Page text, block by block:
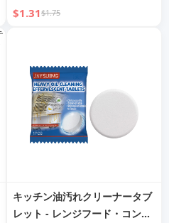
油防止ステッカー レンジフード
$1.31$1.75
キッチン油汚れクリーナータブ
レット - レンジフード・コンロ